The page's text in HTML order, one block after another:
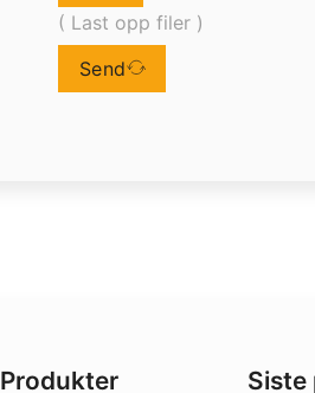
( Last opp filer )
Send
Produkter